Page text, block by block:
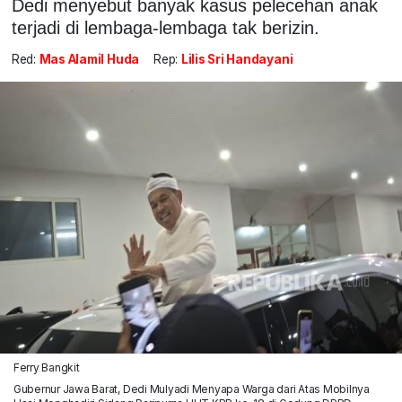
Dedi menyebut banyak kasus pelecehan anak
terjadi di lembaga-lembaga tak berizin.
Red: Mas Alamil Huda Rep: Lilis Sri Handayani
Ferry Bangkit
Gubernur Jawa Barat, Dedi Mulyadi Menyapa Warga dari Atas Mobilnya